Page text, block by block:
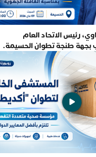
رئيس الاتحاد العام
بجهة طنجة تطوان الحسيمة.